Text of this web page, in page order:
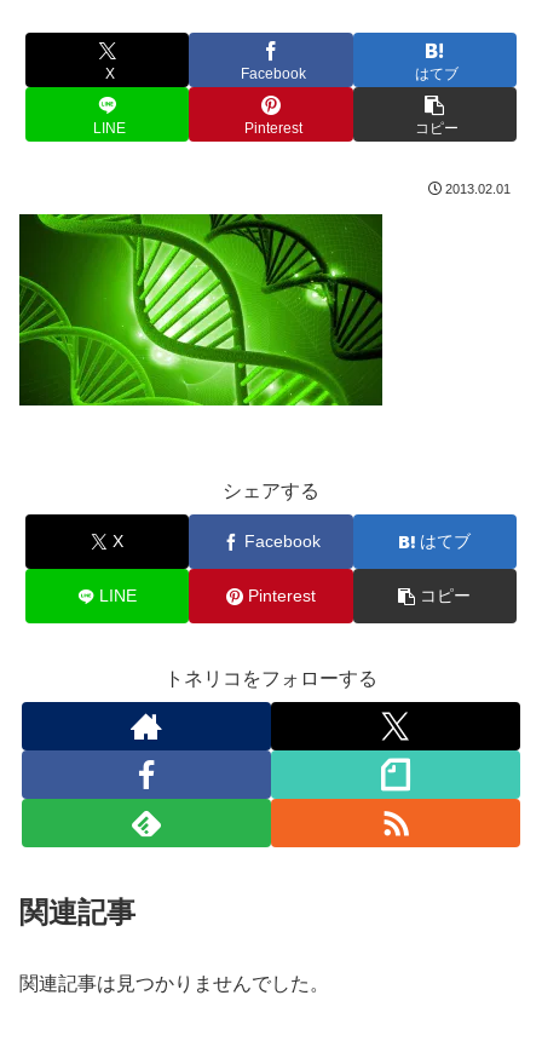
X Facebook はてブ
LINE Pinterest コピー
2013.02.01
シェアする
X Facebook はてブ
LINE Pinterest コピー
トネリコをフォローする
関連記事
関連記事は見つかりませんでした。